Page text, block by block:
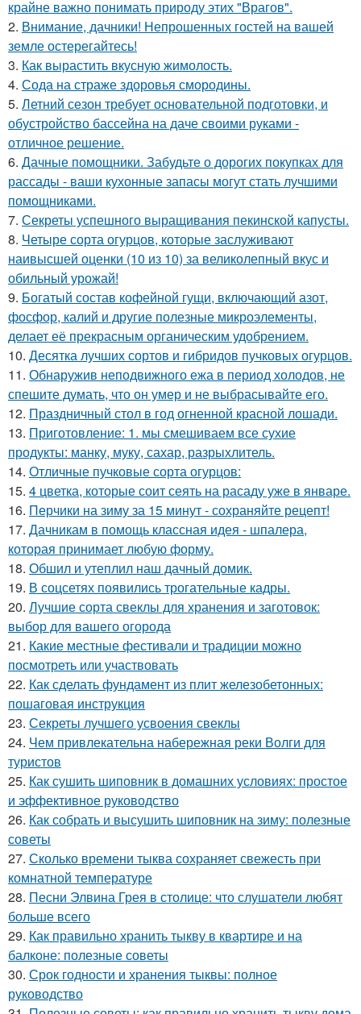
крайне важно понимать природу этих "Врагов".
2. Внимание, дачники! Непрошенных гостей на вашей
земле остерегайтесь!
3. Как вырастить вкусную жимолость.
4. Сода на страже здоровья смородины.
5. Летний сезон требует основательной подготовки, и
обустройство бассейна на даче своими руками -
отличное решение.
6. Дачные помощники. Забудьте о дорогих покупках для
рассады - ваши кухонные запасы могут стать лучшими
помощниками.
7. Секреты успешного выращивания пекинской капусты.
8. Четыре сорта огурцов, которые заслуживают
наивысшей оценки (10 из 10) за великолепный вкус и
обильный урожай!
9. Богатый состав кофейной гущи, включающий азот,
фосфор, калий и другие полезные микроэлементы,
делает её прекрасным органическим удобрением.
10. Десятка лучших сортов и гибридов пучковых огурцов.
11. Обнаружив неподвижного ежа в период холодов, не
спешите думать, что он умер и не выбрасывайте его.
12. Праздничный стол в год огненной красной лошади.
13. Приготовление: 1. мы смешиваем все сухие
продукты: манку, муку, сахар, разрыхлитель.
14. Отличные пучковые сорта огурцов:
15. 4 цветка, которые соит сеять на расаду уже в январе.
16. Перчики на зиму за 15 минут - сохраняйте рецепт!
17. Дачникам в помощь классная идея - шпалера,
которая принимает любую форму.
18. Обшил и утеплил наш дачный домик.
19. В соцсетях появились трогательные кадры.
20. Лучшие сорта свеклы для хранения и заготовок:
выбор для вашего огорода
21. Какие местные фестивали и традиции можно
посмотреть или участвовать
22. Как сделать фундамент из плит железобетонных:
пошаговая инструкция
23. Секреты лучшего усвоения свеклы
24. Чем привлекательна набережная реки Волги для
туристов
25. Как сушить шиповник в домашних условиях: простое
и эффективное руководство
26. Как собрать и высушить шиповник на зиму: полезные
советы
27. Сколько времени тыква сохраняет свежесть при
комнатной температуре
28. Песни Элвина Грея в столице: что слушатели любят
больше всего
29. Как правильно хранить тыкву в квартире и на
балконе: полезные советы
30. Срок годности и хранения тыквы: полное
руководство